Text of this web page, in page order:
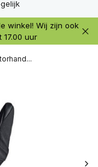
winkel! Wij zijn ook
uur